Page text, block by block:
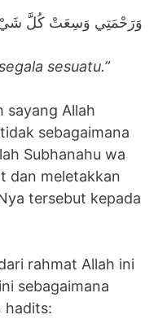
وَرَحْمَتِي وَسِعَتْ كُلَّ
sesuatu.”
sayang Allah
sebagaimana
Subhanahu wa
dan meletakkan
tersebut kepada
rahmat Allah ini
sebagaimana
hadits: